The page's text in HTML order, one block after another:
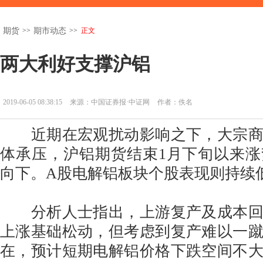
期货 >> 期市动态 >> 正文
两大利好支撑沪铝
2019-06-05 08:38:15 来源：中国证券报·中证网 作者：佚名
近期在宏观扰动影响之下，大宗商
体承压，沪铝期货结束1月下旬以来
向下。A股电解铝板块个股表现则持续
分析人士指出，上游复产及成本回
上涨基础松动，但考虑到复产难以一
在，预计短期电解铝价格下跌空间不